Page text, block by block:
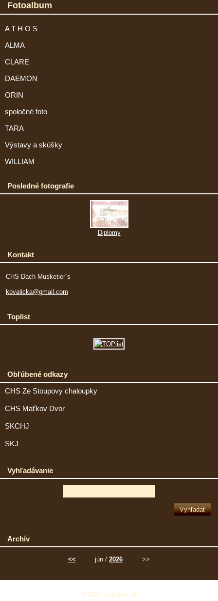
Fotoalbum
A T H O S
ALMA
CLARE
DAEMON
ORIN
spoločné foto
TARA
Výstavy a skúšky
WILLIAM
Posledné fotografie
Diplomy
Kontakt
CHS Dach Musketier´s
kovalicka@gmail.com
Toplist
Obľúbené odkazy
CHS Ze Stoupovy chaloupky
CHS Maťkov Dvor
SKCHJ
SKJ
Vyhľadávanie
Archív
<< jún / 2026 >>
© 2026 eStránky.sk